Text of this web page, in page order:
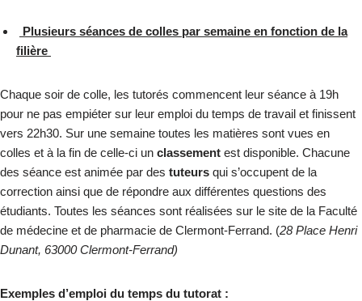
Plusieurs séances de colles par semaine en fonction de la
filière
Chaque soir de colle, les tutorés commencent leur séance à 19h
pour ne pas empiéter sur leur emploi du temps de travail et finissent
vers 22h30. Sur une semaine toutes les matières sont vues en
colles et à la fin de celle-ci un classement est disponible. Chacune
des séance est animée par des tuteurs qui s’occupent de la
correction ainsi que de répondre aux différentes questions des
étudiants. Toutes les séances sont réalisées sur le site de la Faculté
de médecine et de pharmacie de Clermont-Ferrand. (28 Place Henri
Dunant, 63000 Clermont-Ferrand)
Exemples d’emploi du temps du tutorat :